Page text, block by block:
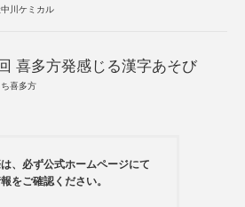
川ケミカル
喜多方発感じる漢字あそび
喜多方
、必ず公式ホームページにて
をご確認ください。